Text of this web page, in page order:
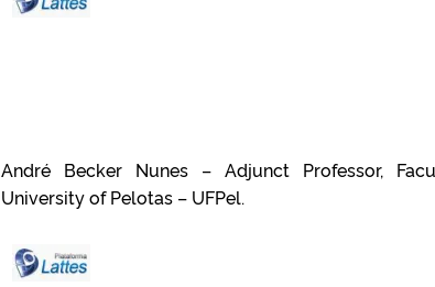
André Becker Nunes – Adjunct Professor,
University of Pelotas – UFPel.